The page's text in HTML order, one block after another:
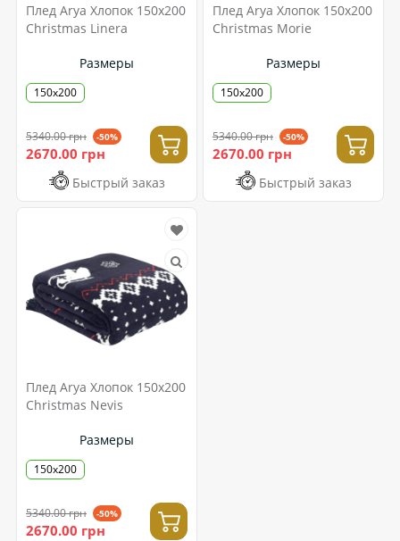
Плед Arya Хлопок 150x200
Christmas Linera
Размеры
150x200
5340.00 грн -50%
2670.00 грн
Быстрый заказ
Плед Arya Хлопок 150x200
Christmas Morie
Размеры
150x200
5340.00 грн -50%
2670.00 грн
Быстрый заказ
Плед Arya Хлопок 150x200
Christmas Nevis
Размеры
150x200
5340.00 грн -50%
2670.00 грн